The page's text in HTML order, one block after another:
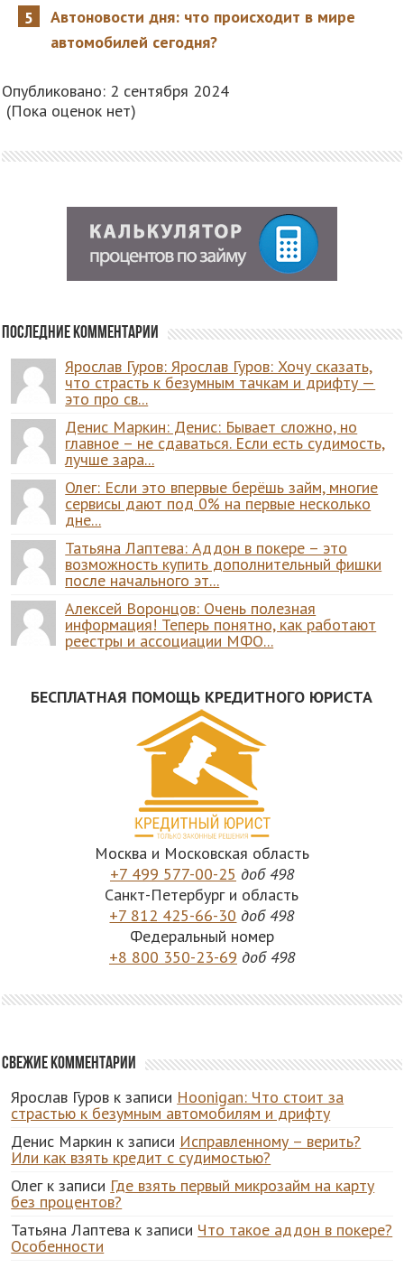
Автоновости дня: что происходит в мире
автомобилей сегодня?
Опубликовано: 2 сентября 2024
(Пока оценок нет)
Последние комментарии
Ярослав Гуров: Ярослав Гуров: Хочу сказать,
что страсть к безумным тачкам и дрифту —
это про св...
Денис Маркин: Денис: Бывает сложно, но
главное – не сдаваться. Если есть судимость,
лучше зара...
Олег: Если это впервые берёшь займ, многие
сервисы дают под 0% на первые несколько
дне...
Татьяна Лаптева: Аддон в покере – это
возможность купить дополнительный фишки
после начального эт...
Алексей Воронцов: Очень полезная
информация! Теперь понятно, как работают
реестры и ассоциации МФО...
БЕСПЛАТНАЯ ПОМОЩЬ КРЕДИТНОГО ЮРИСТА
Москва и Московская область
+7 499 577-00-25 доб 498
Санкт-Петербург и область
+7 812 425-66-30 доб 498
Федеральный номер
+8 800 350-23-69 доб 498
Свежие комментарии
Ярослав Гуров к записи Hoonigan: Что стоит за
страстью к безумным автомобилям и дрифту
Денис Маркин к записи Исправленному – верить?
Или как взять кредит с судимостью?
Олегк записи Где взять первый микрозайм на карту
без процентов?
Татьяна Лаптева к записи Что такое аддон в покере?
Особенности